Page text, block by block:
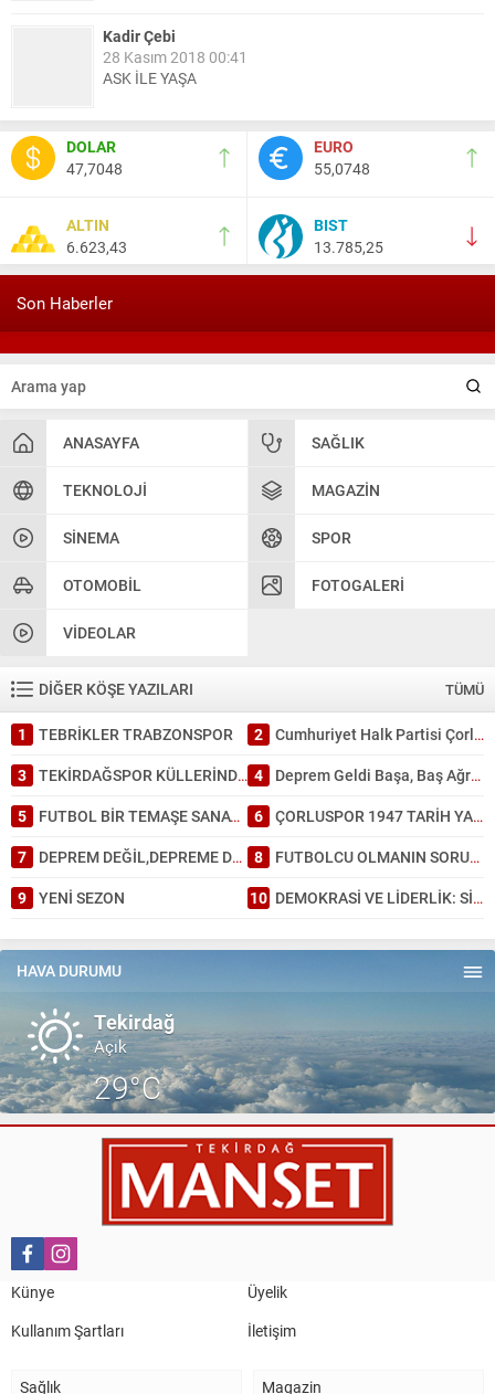
Kadir Çebi
28 Kasım 2018 00:41
ASK İLE YAŞA
Nail Kazanç
10 Mart 2023 21:36
HAYDİ TEKİRDAĞ MAÇA !!!!
Salih Canikli
5 Kasım 2024 19:54
ZİYARETİ.
DOLAR
47,7048
EURO
55,0748
ALTIN
6.623,43
BIST
13.785,25
Son Haberler
ANASAYFA SAĞLIK
TEKNOLOJI MAGAZIN
SINEMA SPOR
OTOMOBIL FOTOGALERI
VIDEOLAR
DİĞER KÖŞE YAZILARI TÜMÜ
1 TEBRİKLER TRABZONSPOR 2 Cumhuriyet Halk Partisi Çorlu’da ayağına; İl Başkanlığında da kafasına sıktı
3 TEKİRDAĞSPOR KÜLLERİNDEN DOĞDU: TARİHİ BİR GALİBİYET! 4
Deprem Geldi Başa, Baş Ağrısı Bahane: Tekirdağ Depreme Ne Kadar Hazır?
5
FUTBOL BİR TEMAŞE SANATI GİBİDİR. 6 ÇORLUSPOR 1947 TARİH YAZDI.
7
DEPREM DEĞİL,DEPREME DAYANAKSIZ BİNA ÖLDÜRÜR. 8
FUTBOLCU OLMANIN SORUMLULUĞU.
9 YENİ SEZON 10 DEMOKRASİ VE LİDERLİK: SİYASİ PARTİLERİN DÖNÜŞÜMÜ
HAVA DURUMU
Tekirdağ
Açık
29°C
Künye
Üyelik
Kullanım Şartları
İletişim
Sağlık Magazin